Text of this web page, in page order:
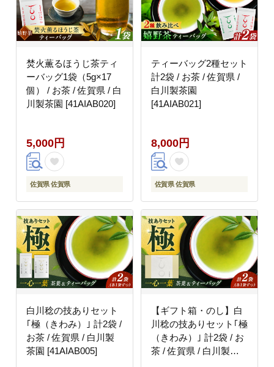
焚火薫るほうじ茶ティ
ーバッグ1袋（5g×17
個） / お茶 / 佐賀県 / 白
川製茶園 [41AIAB020]
5,000円
佐賀県 佐賀県
ティーバッグ2種セット
計2袋 / お茶 / 佐賀県 /
白川製茶園
[41AIAB021]
8,000円
佐賀県 佐賀県
白川稔の技ありセット
｢極（きわみ）｣ 計2袋 /
お茶 / 佐賀県 / 白川製
茶園 [41AIAB005]
【ギフト箱・のし】白
川稔の技ありセット｢極
（きわみ）｣ 計2袋 / お
茶 / 佐賀県 / 白川製茶